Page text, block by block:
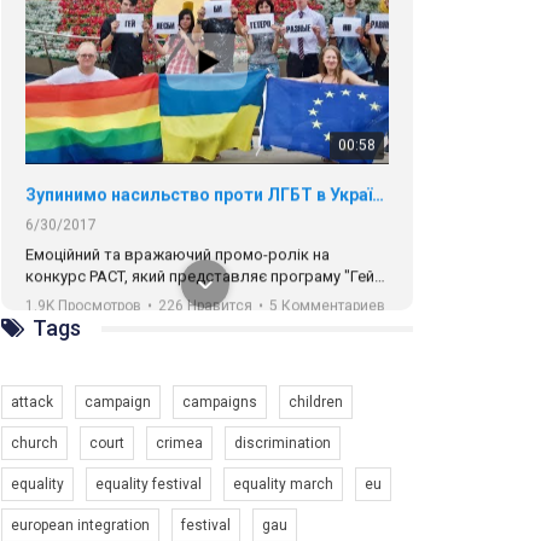
00:58
Зупинимо насильство проти ЛГБТ в Україні! Stop violence against LGBT in Ukraine!
Емоційний та вражаючий промо-ролік на
конкурс PACT, який представляє програму "Гей-
альянс Україна" з протидії насильству проти
ЛГБТ в Україні.
Ми просимо вашої підтримки, щоб реалізувати
нашу програму з боротьби з насильством проти
Якщо ти хочеш підтримати нас - просто натисни
"лайк" під відео.
Team of Gay Alliance Ukraine participates in a
competition for the best video, representing
programme for the development of organization.
The competition is organized by inetrnational
1.9K Просмотров • 226 Нравится • 5 Комментариев
Tags
attack campaign campaigns children
church court crimea discrimination
equality equality festival equality march eu
european integration festival gau